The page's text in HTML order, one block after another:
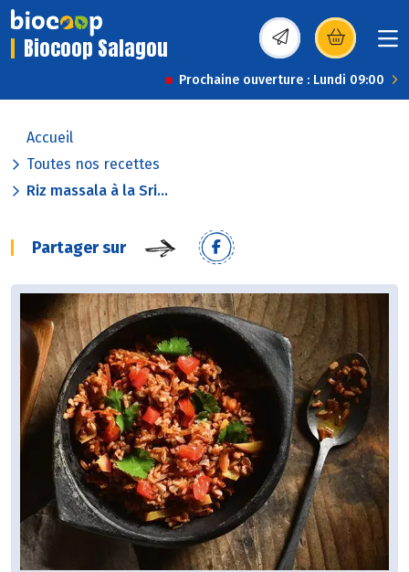
Biocoop Salagou (s’ouvre dans une
Prochaine ouverture : Lundi 09:00
Accueil
Toutes nos recettes
Riz massala à la Sri...
Partager sur